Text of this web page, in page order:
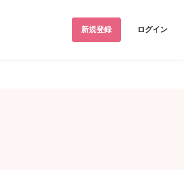
新規登録 ログイン